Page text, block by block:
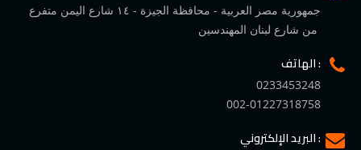
جمهورية مصر العربية - محافظة الجيزة - ١٤ شارع اليمن متفرع
الهاتف :
0233453248
002-01227318758
البريد الإلكتروني :